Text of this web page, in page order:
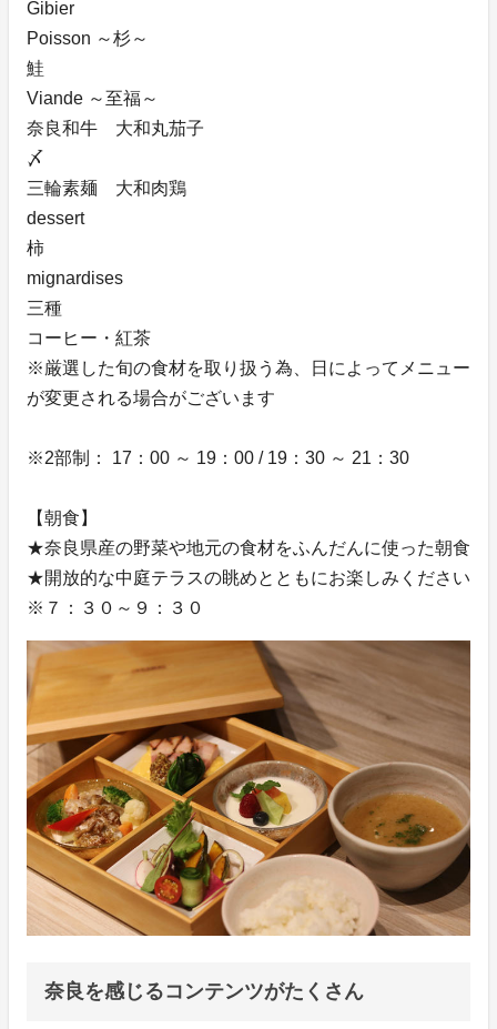
Gibier
Poisson ～杉～
鮭
Viande ～至福～
奈良和牛 大和丸茄子
〆
三輪素麺 大和肉鶏
dessert
柿
mignardises
三種
コーヒー・紅茶
※厳選した旬の食材を取り扱う為、日によってメニュー
が変更される場合がございます
※2部制： 17：00 ～ 19：00 / 19：30 ～ 21：30
【朝食】
★奈良県産の野菜や地元の食材をふんだんに使った朝食
★開放的な中庭テラスの眺めとともにお楽しみください
※７：３０～９：３０
奈良を感じるコンテンツがたくさん